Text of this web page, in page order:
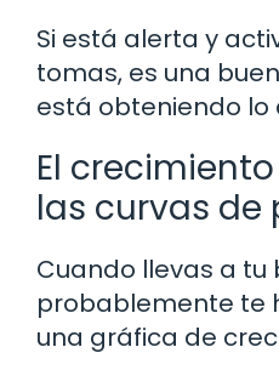
Si está alerta y
tomas, es una
está obteniendo lo
El
las curvas de
Cuando llevas a
probablemente te
una gráfica de